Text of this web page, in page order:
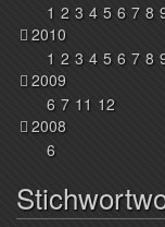
1 2 3 4 5 6 7 8
2010
1 2 3 4 5 6 7 8
2009
6 7 11 12
2008
6